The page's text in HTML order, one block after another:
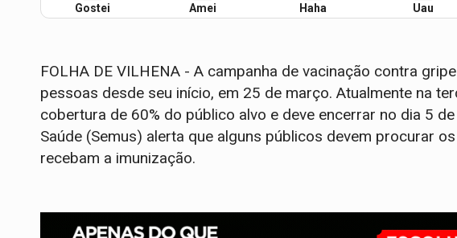
Gostei Amei Haha Uau
FOLHA DE VILHENA - A campanha de vacinação contra
pessoas desde seu início, em 25 de março. Atualmente na
cobertura de 60% do público alvo e deve encerrar no dia 5
Saúde (Semus) alerta que alguns públicos devem procurar
recebam a imunização.